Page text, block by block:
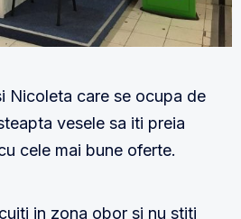
Nicoleta care se ocupa de
vesele sa iti preia
cele mai bune oferte.
in zona obor si nu stiti